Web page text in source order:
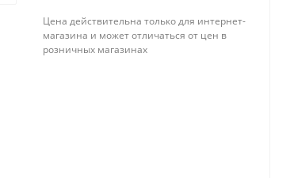
Цена действительна только для интернет-
магазина и может отличаться от цен в
розничных магазинах